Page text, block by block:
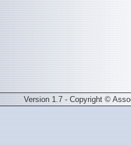
Version 1.7 - Copyright ©